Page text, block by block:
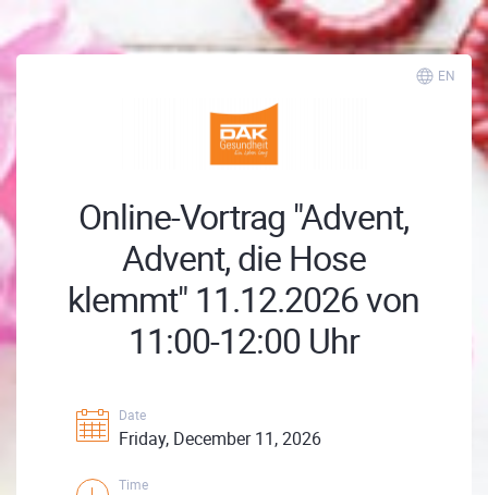
EN
Online-Vortrag "Advent,
Advent, die Hose
klemmt" 11.12.2026 von
11:00-12:00 Uhr
Date
Friday, December 11, 2026
Time